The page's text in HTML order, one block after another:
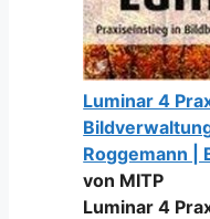
Luminar 4
Roggemann |
von MITP
Luminar 4